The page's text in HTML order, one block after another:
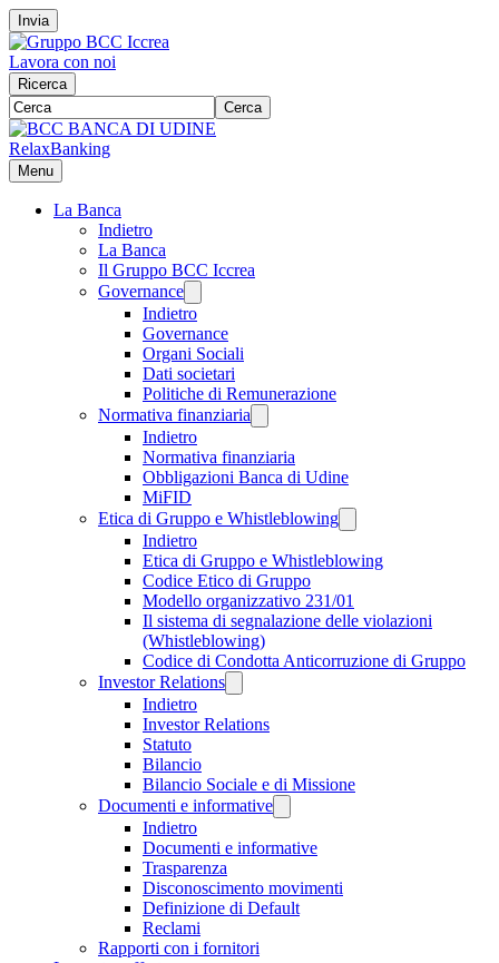
Invia
Lavora con noi
Ricerca
Cerca
RelaxBanking
Menu
La Banca
Indietro
La Banca
Il Gruppo BCC Iccrea
Governance
Indietro
Governance
Organi Sociali
Dati societari
Politiche di Remunerazione
Normativa finanziaria
Indietro
Normativa finanziaria
Obbligazioni Banca di Udine
MiFID
Etica di Gruppo e Whistleblowing
Indietro
Etica di Gruppo e Whistleblowing
Codice Etico di Gruppo
Modello organizzativo 231/01
Il sistema di segnalazione delle violazioni
(Whistleblowing)
Codice di Condotta Anticorruzione di Gruppo
Investor Relations
Indietro
Investor Relations
Statuto
Bilancio
Bilancio Sociale e di Missione
Documenti e informative
Indietro
Documenti e informative
Trasparenza
Disconoscimento movimenti
Definizione di Default
Reclami
Rapporti con i fornitori